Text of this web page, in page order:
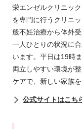
栄エンゼルクリニッ
を専門に行うクリニ
般不妊治療から体外
一人ひとりの状況に
います。平日は19時
両立しやすい環境が
ケアで、新しい家族
公式サイトはこち